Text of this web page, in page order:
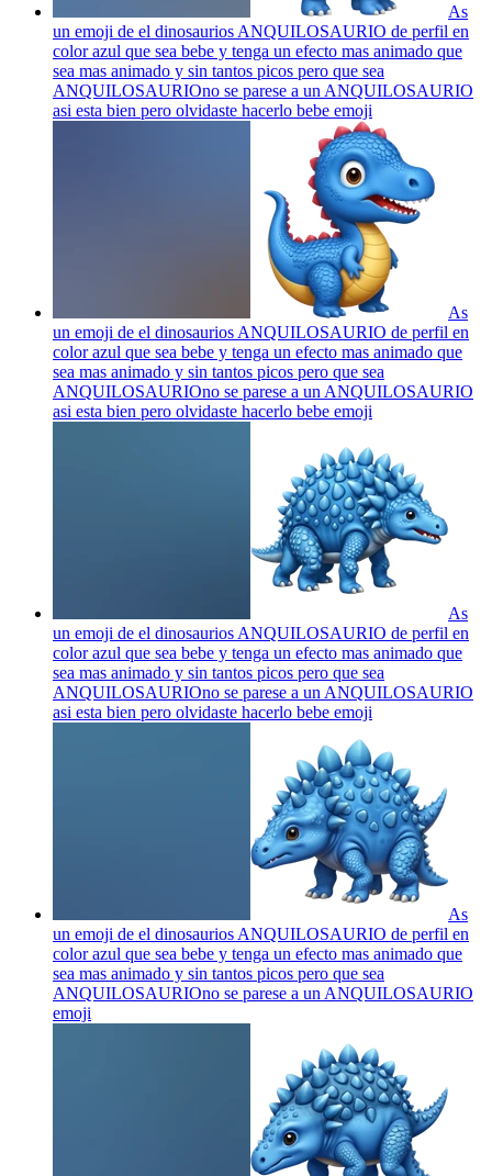
As
un emoji de el dinosaurios ANQUILOSAURIO de perfil en
color azul que sea bebe y tenga un efecto mas animado que
sea mas animado y sin tantos picos pero que sea
ANQUILOSAURIOno se parese a un ANQUILOSAURIO
asi esta bien pero olvidaste hacerlo bebe emoji
As
un emoji de el dinosaurios ANQUILOSAURIO de perfil en
color azul que sea bebe y tenga un efecto mas animado que
sea mas animado y sin tantos picos pero que sea
ANQUILOSAURIOno se parese a un ANQUILOSAURIO
asi esta bien pero olvidaste hacerlo bebe emoji
As
un emoji de el dinosaurios ANQUILOSAURIO de perfil en
color azul que sea bebe y tenga un efecto mas animado que
sea mas animado y sin tantos picos pero que sea
ANQUILOSAURIOno se parese a un ANQUILOSAURIO
asi esta bien pero olvidaste hacerlo bebe emoji
As
un emoji de el dinosaurios ANQUILOSAURIO de perfil en
color azul que sea bebe y tenga un efecto mas animado que
sea mas animado y sin tantos picos pero que sea
ANQUILOSAURIOno se parese a un ANQUILOSAURIO
emoji